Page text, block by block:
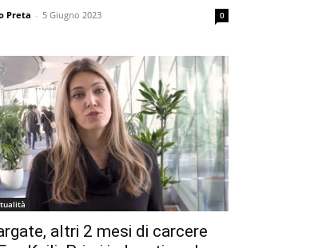
Preta - 5 Giugno 2023 0
altri 2 mesi di carcere